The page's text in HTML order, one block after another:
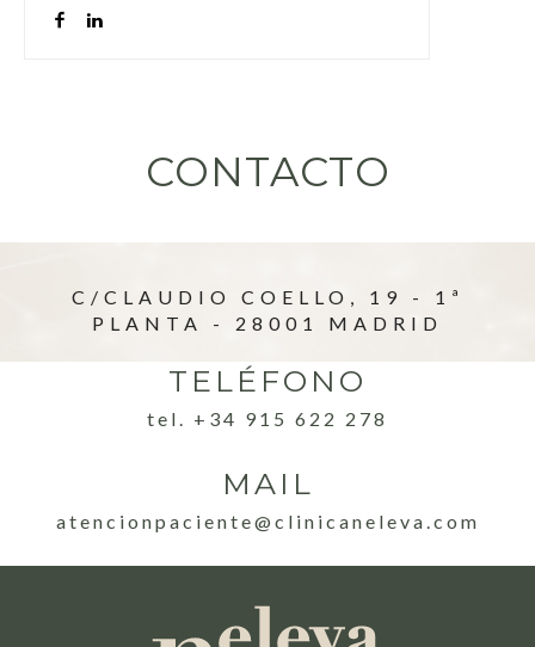
CONTACTO
C/CLAUDIO COELLO, 19 - 1ª
PLANTA - 28001 MADRID
TELÉFONO
tel. +34 915 622 278
MAIL
atencionpaciente@clinicaneleva.com